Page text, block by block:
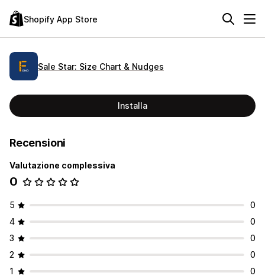
Shopify App Store
Sale Star: Size Chart & Nudges
Installa
Recensioni
Valutazione complessiva
0
5
0
4
0
3
0
2
0
1
0